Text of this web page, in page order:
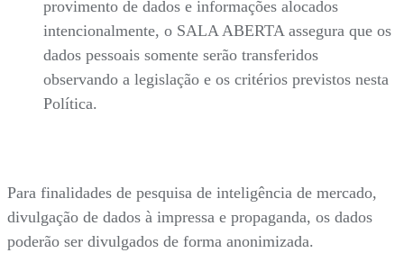
provimento de dados e informações alocados
intencionalmente, o SALA ABERTA assegura que os
dados pessoais somente serão transferidos
observando a legislação e os critérios previstos nesta
Política.
Para finalidades de pesquisa de inteligência de mercado,
divulgação de dados à impressa e propaganda, os dados
poderão ser divulgados de forma anonimizada.